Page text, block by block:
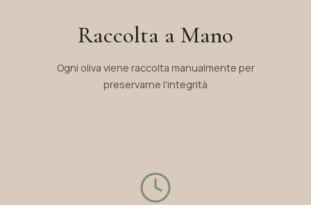
Raccolta a Mano
Ogni oliva viene raccolta manualmente per
preservarne l'integrità